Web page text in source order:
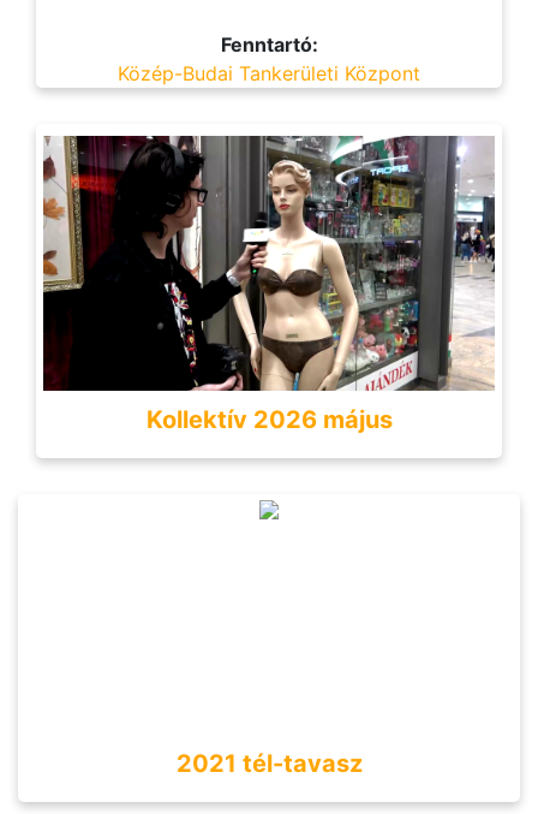
Fenntartó:
Közép-Budai Tankerületi Központ
Kollektív 2026 május
2021 tél-tavasz